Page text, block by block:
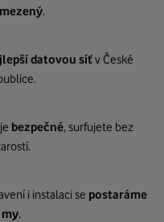
.
datovou síťv České
bezpečné, surfujete bez
i instalaci se postaráme
my.